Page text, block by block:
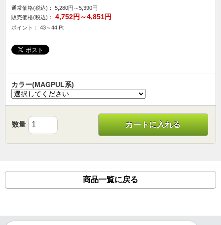
通常価格(税込)：
5,280円～5,390円
販売価格(税込)：
4,752円～4,851円
ポイント： 43～44 Pt
カラー(MAGPUL系)
数量 カートに入れる
商品一覧に戻る